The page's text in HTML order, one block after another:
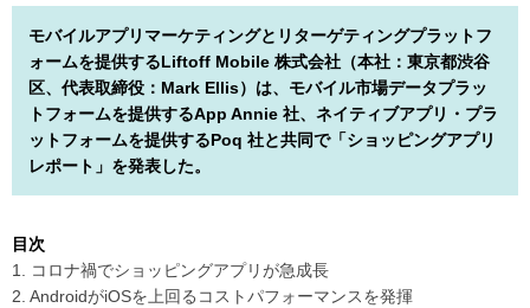
モバイルアプリマーケティングとリターゲティングプラットフ
ォームを提供するLiftoff Mobile 株式会社（本社：東京都渋谷
区、代表取締役：Mark Ellis）は、モバイル市場データプラッ
トフォームを提供するApp Annie 社、ネイティブアプリ・プラ
ットフォームを提供するPoq 社と共同で「ショッピングアプリ
レポート」を発表した。
目次
1. コロナ禍でショッピングアプリが急成長
2. AndroidがiOSを上回るコストパフォーマンスを発揮